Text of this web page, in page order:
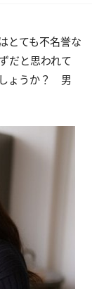
とても不名誉な
だと思われて
しょうか？ 男